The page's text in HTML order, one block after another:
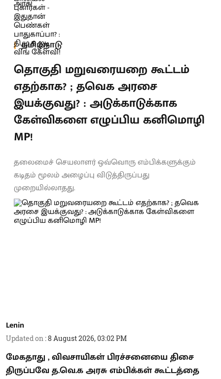
தமிழ்நாடு
தொகுதி மறுவரையறை கூட்டம்
எதற்காக? ; தவெக அரசை
இயக்குவது? : அடுக்காடுக்காக
கேள்விகளை எழுப்பிய கனிமொழி
MP!
தலைமைச் செயலாளர் ஒவ்வொரு எம்பிக்களுக்கும்
கடிதம் மூலம் அழைப்பு விடுத்திருப்பது
முறையில்லாதது.
Lenin
Updated on :8 August 2026, 03:02 PM
மேகதாது , விவசாயிகள் பிரச்சனையை திசை
திருப்பவே த.வெ.க அரசு எம்பிக்கள் கூட்டத்தை